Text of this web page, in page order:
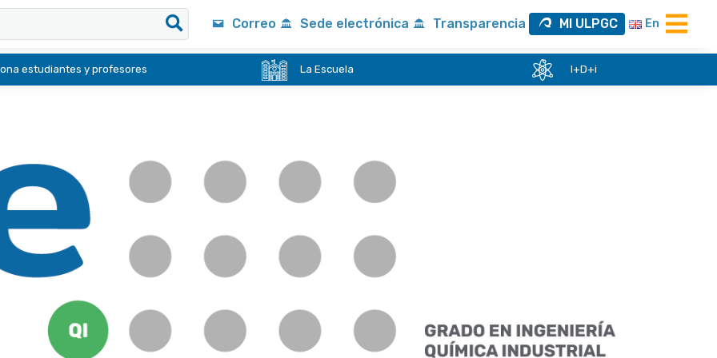
Correo Sede electrónica Transparencia MI ULPGC En
estudiantes y profesores La Escuela I+D+i